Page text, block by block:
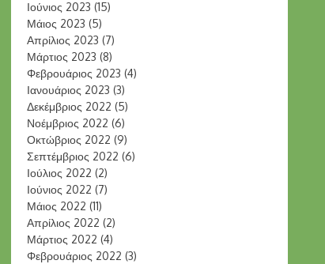
Ιούνιος 2023 (15)
Μάιος 2023 (5)
Απρίλιος 2023 (7)
Μάρτιος 2023 (8)
Φεβρουάριος 2023 (4)
Ιανουάριος 2023 (3)
Δεκέμβριος 2022 (5)
Νοέμβριος 2022 (6)
Οκτώβριος 2022 (9)
Σεπτέμβριος 2022 (6)
Ιούλιος 2022 (2)
Ιούνιος 2022 (7)
Μάιος 2022 (11)
Απρίλιος 2022 (2)
Μάρτιος 2022 (4)
Φεβρουάριος 2022 (3)